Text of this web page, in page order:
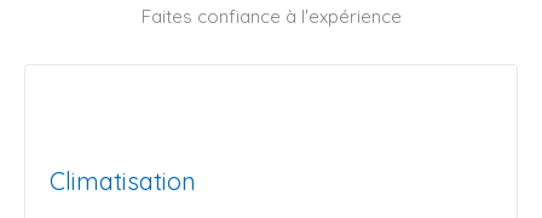
Faites confiance à l'expérience
Climatisation